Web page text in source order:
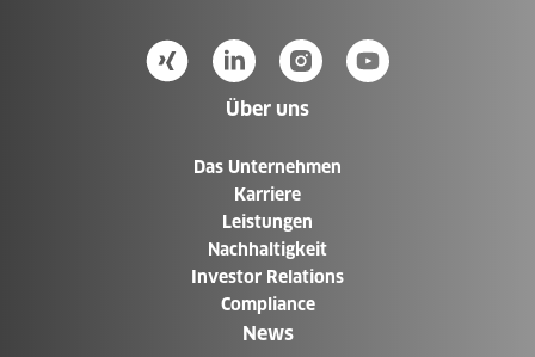
Über uns
Das Unternehmen
Karriere
Leistungen
Nachhaltigkeit
Investor Relations
Compliance
News